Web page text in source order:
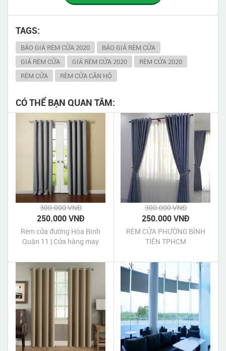
TAGS:
BÁO GIÁ RÈM CỬA 2020
BÁO GIÁ RÈM CỬA
GIÁ RÈM CỬA
GIÁ RÈM CỬA 2020
RÈM CỬA 2020
RÈM CỬA
RÈM CỬA CĂN HỘ
CÓ THỂ BẠN QUAN TÂM:
300.000 VNĐ
250.000 VNĐ
Rèm cửa đường Hòa Bình
Quận 11 | Cửa hàng may
Tp HCM
300.000 VNĐ
250.000 VNĐ
RÈM CỬA PHƯỜNG BÌNH
TIÊN TPHCM